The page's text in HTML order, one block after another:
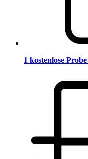
1 kostenlose Probe